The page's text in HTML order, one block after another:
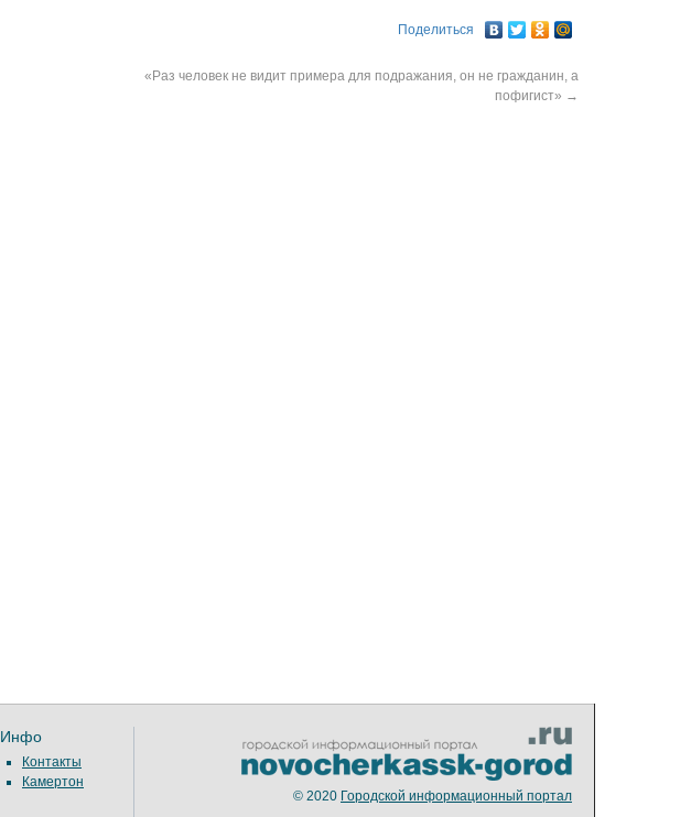
Поделиться
«Раз человек не видит примера для подражания, он не гражданин, а
пофигист» →
Инфо
Контакты
Камертон
© 2020 Городской информационный портал